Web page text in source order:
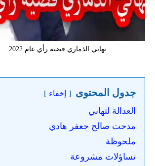
تهاني الذماري قضية رأي عام 2022
جدول المحتوى إخفاء
العدالة لتهاني
مدحت صالح جعفر هادي
ملحوظة
تساؤلات مشروعة